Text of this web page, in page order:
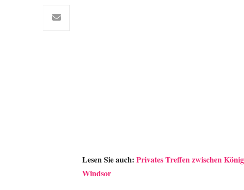
Lesen Sie auch: Privates Treffen zwischen
Windsor